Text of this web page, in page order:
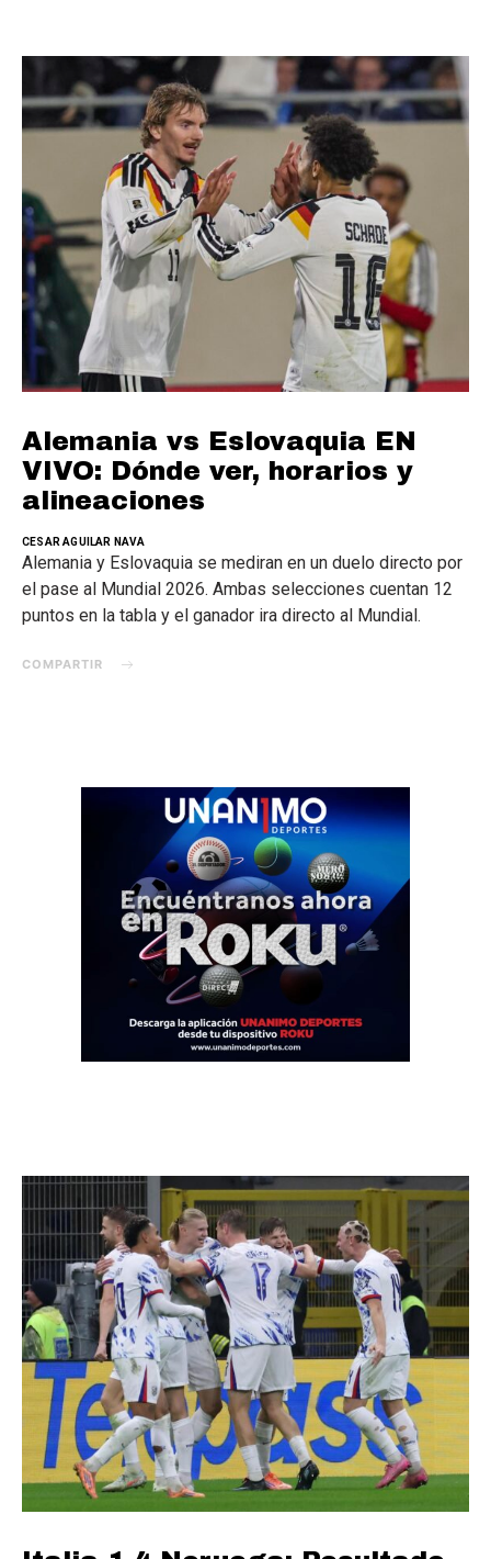
Alemania vs Eslovaquia EN
VIVO: Dónde ver, horarios y
alineaciones
CESAR AGUILAR NAVA
Alemania y Eslovaquia se mediran en un duelo directo por
el pase al Mundial 2026. Ambas selecciones cuentan 12
puntos en la tabla y el ganador ira directo al Mundial.
COMPARTIR